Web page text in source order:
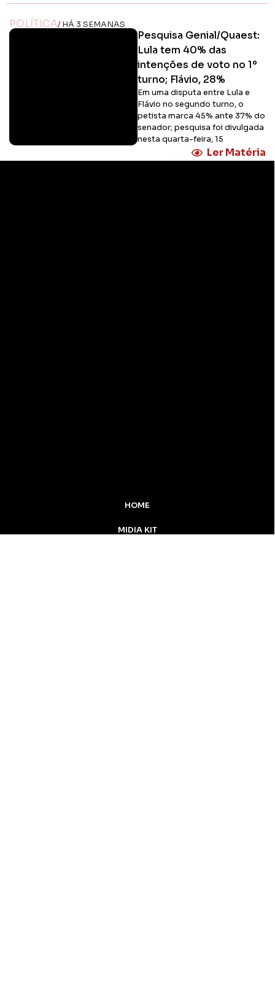
POLÍTICA/ HÁ 3 SEMANAS
Pesquisa Genial/Quaest:
Lula tem 40% das
intenções de voto no 1º
turno; Flávio, 28%
Em uma disputa entre Lula e
Flávio no segundo turno, o
petista marca 45% ante 37% do
senador; pesquisa foi divulgada
nesta quarta-feira, 15
Ler Matéria
HOME
MIDIA KIT